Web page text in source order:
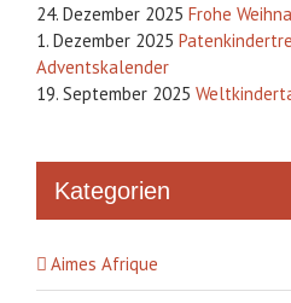
24. Dezember 2025 Frohe
1. Dezember 2025
Adventskalender
19. September 2025
Kategorien
Aimes Afrique